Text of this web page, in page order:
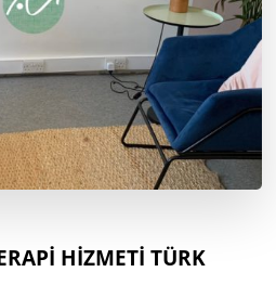
HİZMETİ TÜRK